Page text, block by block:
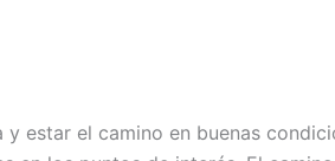
estar el camino en buenas